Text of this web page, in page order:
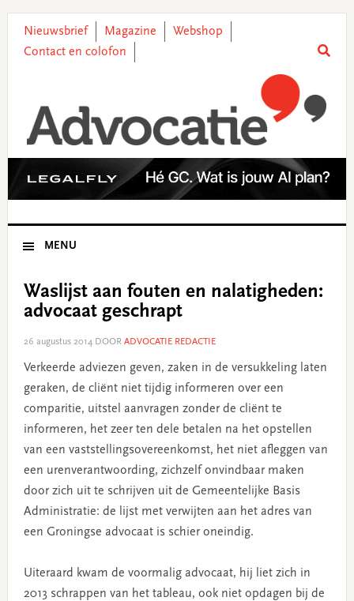
primary
main
primary
footer
Nieuwsbrief Magazine
Webshop
Contact en colofon
MENU
Waslijst aan fouten en nalatigheden:
advocaat geschrapt
26 augustus 2014DOOR ADVOCATIE REDACTIE
Verkeerde adviezen geven, zaken in de versukkeling laten
geraken, de cliënt niet tijdig informeren over een
comparitie, uitstel aanvragen zonder de cliënt te
informeren, het zeer ten dele betalen na het opstellen
van een vaststellingsovereenkomst, het niet afleggen van
een urenverantwoording, zichzelf onvindbaar maken
door zich uit te schrijven uit de Gemeentelijke Basis
Administratie: de lijst met verwijten aan het adres van
een Groningse advocaat is schier oneindig.
Uiteraard kwam de voormalig advocaat, hij liet zich in
2013 schrappen van het tableau, ook niet opdagen bij de